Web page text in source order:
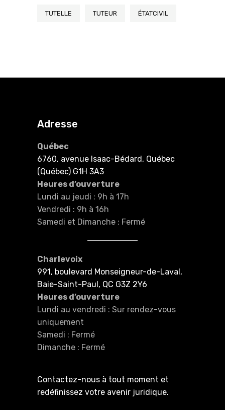
TUTELLE TUTEUR ÉTATCIVIL
Adresse
Québec
6760, avenue Isaac-Bédard, Québec
(Québec) G1H 3A3
Heures d’ouverture
Lundi au jeudi : 9h à 17h
Vendredi : 9h à 16h
Samedi et Dimanche : Fermé
Charlevoix
991, boulevard Monseigneur-de-Laval,
Baie-Saint-Paul, QC G3Z 2Y6
Heures d’ouverture
Lundi au vendredi : Sur rendez-vous
uniquement
Samedi : Fermé
Dimanche : Fermé
Contactez-nous à tout moment et
redéfinissez votre avenir juridique.